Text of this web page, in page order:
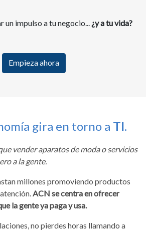
un impulso a tu negocio... ¿y a tu vida?
Empieza ahora
gira en torno a TI.
vender aparatos de moda o servicios
a la gente.
millones promoviendo productos
ACN se centra en ofrecer
la gente ya paga y usa.
no pierdes horas llamando a